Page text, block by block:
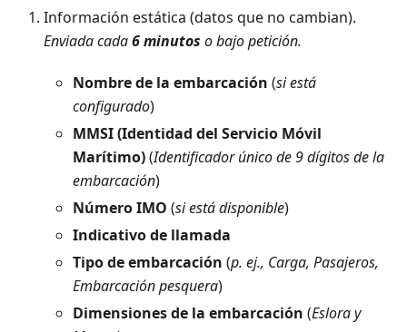
Información estática (datos que no cambian).
Enviada cada6 minutos o bajo petición.
Nombre de la embarcación (si está
configurado)
MMSI (Identidad del Servicio Móvil
Marítimo)(Identificador único de 9 dígitos de la
embarcación)
Número IMO (si está disponible)
Indicativo de llamada
Tipo de embarcación (p. ej., Carga, Pasajeros,
Embarcación pesquera)
Dimensiones de la embarcación (Eslora y